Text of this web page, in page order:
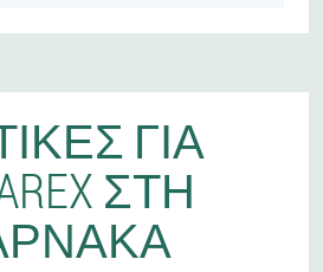
ΓΙΑ
ΣΤΗ